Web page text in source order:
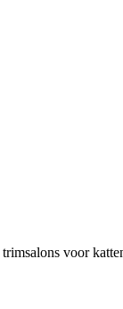
trimsalons voor